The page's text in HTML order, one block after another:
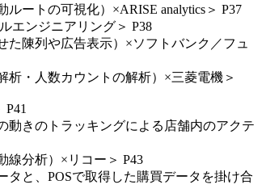
ートの可視化）×ARISE analytics＞ P37
エンジニアリング＞ P38
陳列や広告表示）×ソフトバンク／フュ
・人数カウントの解析）×三菱電機＞
動きのトラッキングによる店舗内のアクテ
線分析）×リコー＞ P43
と、POSで取得した購買データを掛け合